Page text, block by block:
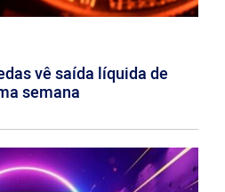
vê saída líquida de
semana